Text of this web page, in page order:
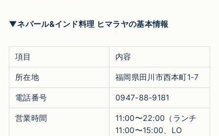
▼ネパール&インド料理 ヒマラヤの基本情報
項目 内容
所在地 福岡県田川市西本町1-7​
電話番号 0947-88-9181​
営業時間
11:00〜22:00（ランチ
11:00〜15:00、LO